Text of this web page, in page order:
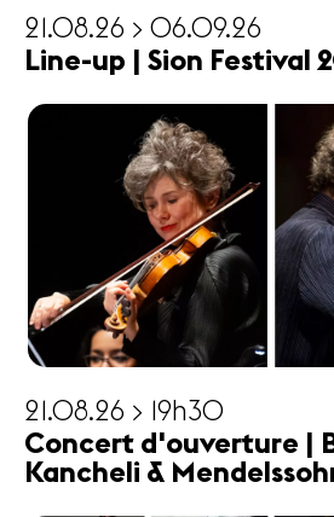
21.08.26 > 06.09.26
Line-up | Sion Festival
21.08.26 > 19h30
Concert d'ouverture |
Kancheli &